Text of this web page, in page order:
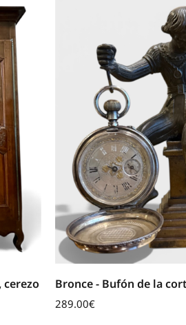
Bronce - Bufón de la
289.00€